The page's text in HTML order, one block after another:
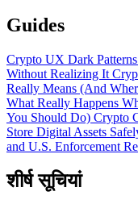
Guides
Crypto UX Dark
Without Realizing It
Really Means (And
What Really Happens
You Should Do) Crypto
Store Digital Assets
and U.S. Enforcement
शीर्ष सूचियां